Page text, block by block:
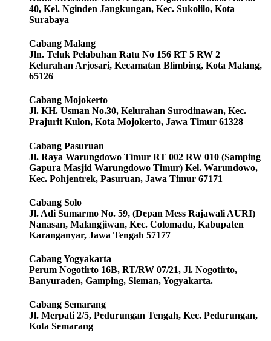
40, Kel. Nginden Jangkungan, Kec. Sukolilo, Kota
Surabaya
Cabang Malang
Jln. Teluk Pelabuhan Ratu No 156 RT 5 RW 2
Kelurahan Arjosari, Kecamatan Blimbing, Kota Malang,
65126
Cabang Mojokerto
Jl. KH. Usman No.30, Kelurahan Surodinawan, Kec.
Prajurit Kulon, Kota Mojokerto, Jawa Timur 61328
Cabang Pasuruan
Jl. Raya Warungdowo Timur RT 002 RW 010 (Samping
Gapura Masjid Warungdowo Timur) Kel. Warundowo,
Kec. Pohjentrek, Pasuruan, Jawa Timur 67171
Cabang Solo
Jl. Adi Sumarmo No. 59, (Depan Mess Rajawali AURI)
Nanasan, Malangjiwan, Kec. Colomadu, Kabupaten
Karanganyar, Jawa Tengah 57177
Cabang Yogyakarta
Perum Nogotirto 16B, RT/RW 07/21, Jl. Nogotirto,
Banyuraden, Gamping, Sleman, Yogyakarta.
Cabang Semarang
Jl. Merpati 2/5, Pedurungan Tengah, Kec. Pedurungan,
Kota Semarang